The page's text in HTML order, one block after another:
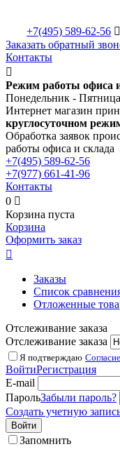
+7(495) 589-62-56 
Заказать обратный
Контакты

Режим работы офиса
Понедельник -
Интернет магазин
круглосуточном
Обработка заявок
работы офиса и склада
+7(495) 589-62-56
+7(977) 661-41-96
Контакты
0 
Корзина пуста
Корзина
Оформить заказ

Заказы
Список
Отложенные
Отслеживание заказа
Отслеживание заказа
Я подтверждаю
ВойтиРегистрация
E-mail
ПарольЗабыли пароль?
Создать учетную
Войти
Запомнить